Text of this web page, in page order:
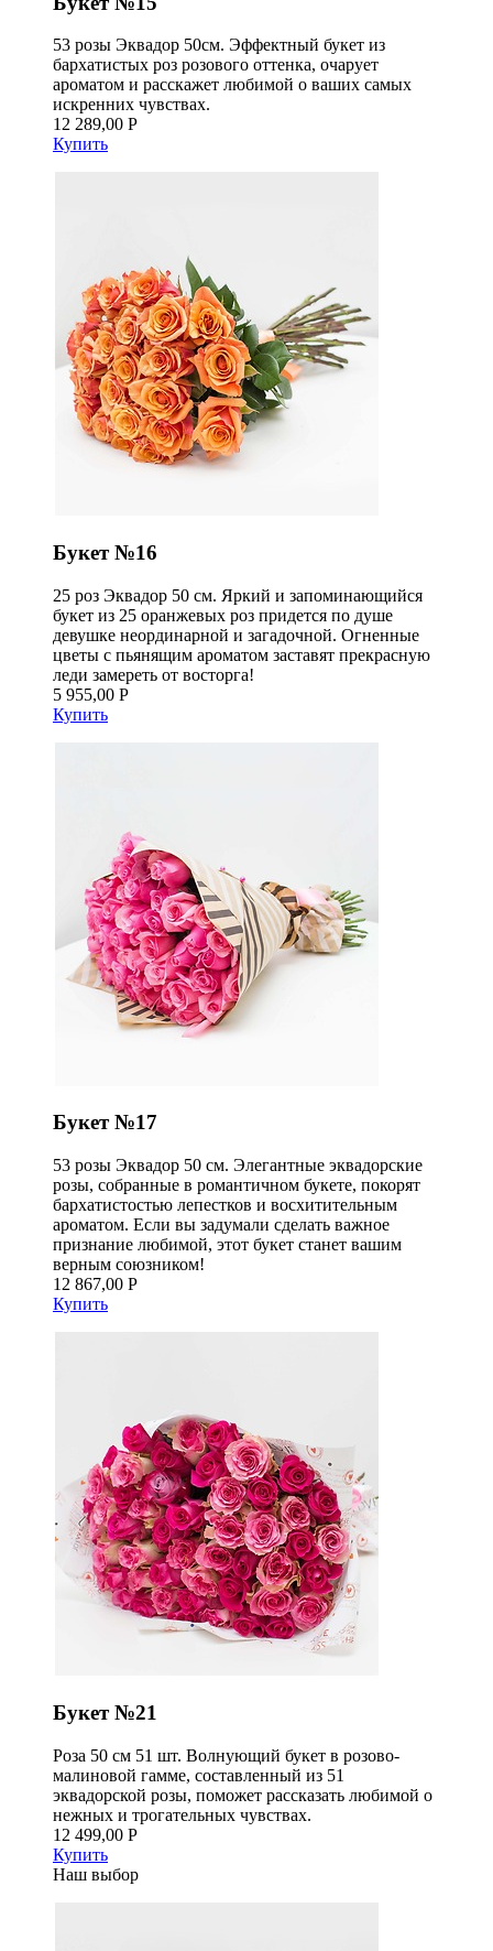
53 розы Эквадор 50см. Эффектный букет из
бархатистых роз розового оттенка, очарует
ароматом и расскажет любимой о ваших самых
искренних чувствах.
12 289,00 Р
Купить
Букет №16
25 роз Эквадор 50 см. Яркий и запоминающийся
букет из 25 оранжевых роз придется по душе
девушке неординарной и загадочной. Огненные
цветы с пьянящим ароматом заставят прекрасную
леди замереть от восторга!
5 955,00 Р
Купить
Букет №17
53 розы Эквадор 50 см. Элегантные эквадорские
розы, собранные в романтичном букете, покорят
бархатистостью лепестков и восхитительным
ароматом. Если вы задумали сделать важное
признание любимой, этот букет станет вашим
верным союзником!
12 867,00 Р
Купить
Букет №21
Роза 50 см 51 шт. Волнующий букет в розово-
малиновой гамме, составленный из 51
эквадорской розы, поможет рассказать любимой о
нежных и трогательных чувствах.
12 499,00 Р
Купить
Наш выбор